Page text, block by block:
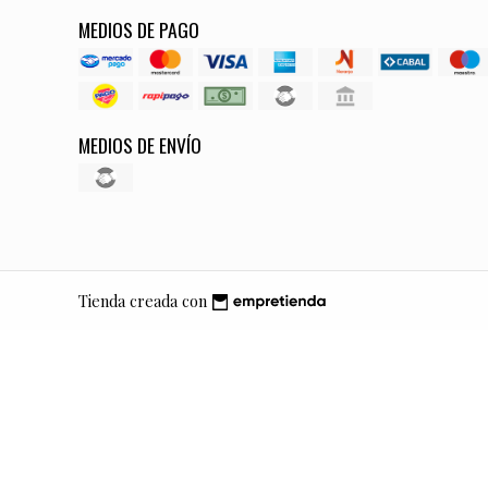
MEDIOS DE PAGO
MEDIOS DE ENVÍO
Tienda creada con